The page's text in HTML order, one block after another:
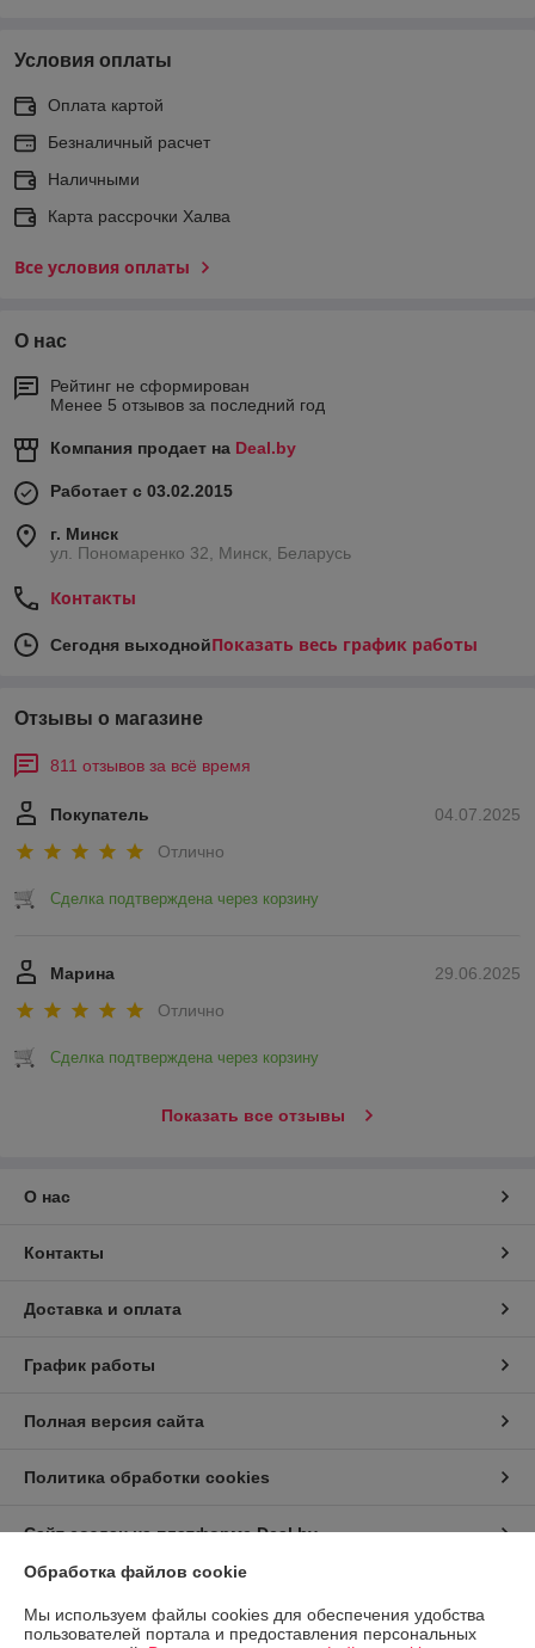
Условия оплаты
Оплата картой
Безналичный расчет
Наличными
Карта рассрочки Халва
Все условия оплаты
О нас
Рейтинг не сформирован
Менее 5 отзывов за последний год
Компания продает на Deal.by
Работает с 03.02.2015
г. Минск
ул. Пономаренко 32, Минск, Беларусь
Контакты
Сегодня выходнойПоказать весь график работы
Отзывы о магазине
811 отзывов за всё время
04.07.2025
Покупатель
Отлично
Сделка подтверждена через корзину
29.06.2025
Марина
Отлично
Сделка подтверждена через корзину
Показать все отзывы
О нас
Контакты
Доставка и оплата
График работы
Полная версия сайта
Политика обработки cookies
Сайт создан на платформе Deal.by
Информация для покупателя
Обработка файлов cookie
Мы используем файлы cookies для обеспечения удобства
пользователей портала и предоставления персональных